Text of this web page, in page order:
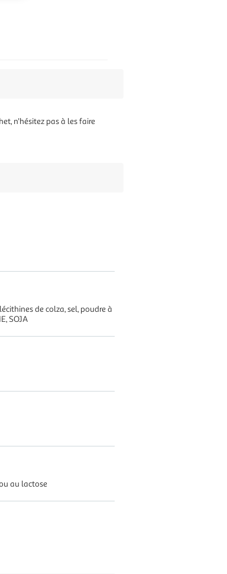
n'hésitez pas à les faire
de colza, sel, poudre à
SOJA
au lactose